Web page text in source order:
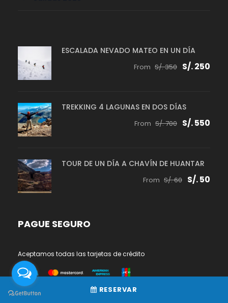
RESERVAR
ESCALADA NEVADO MATEO EN UN DÍA
From S/. 350 S/. 250
TREKKING 4 LAGUNAS EN DOS DÍAS
From S/. 700 S/. 550
TOUR DE UN DÍA A CHAVÍN DE HUANTAR
From S/. 60 S/. 50
PAGUE SEGURO
Aceptamos todas las tarjetas de crédito